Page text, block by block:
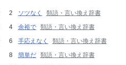
ソツなく
類語・言い換え辞書
余裕で 類語・言い換え辞書
手応えなく
類語・言い換え辞書
簡単だ 類語・言い換え辞書